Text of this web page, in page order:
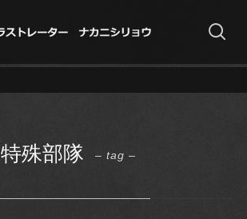
特殊部隊 – tag –